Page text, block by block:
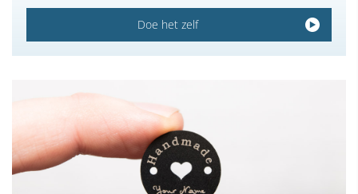
Doe het zelf